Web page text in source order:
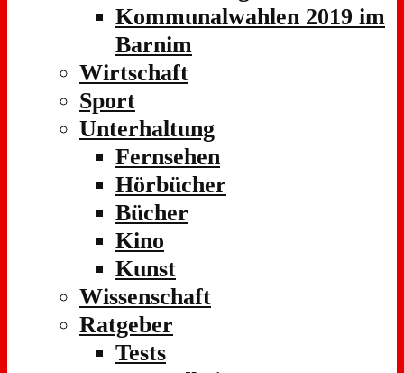
Kommunalwahlen 2019 im
Barnim
Wirtschaft
Sport
Unterhaltung
Fernsehen
Hörbücher
Bücher
Kino
Kunst
Wissenschaft
Ratgeber
Tests